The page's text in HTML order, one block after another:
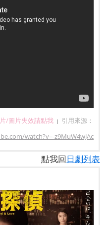
/圖片失效請點我 |
引用來源：
watch?v=-z9MuW4wJAc
點我回日劇列表